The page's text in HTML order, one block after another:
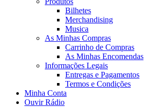
Bilhetes
Merchandising
Musica
As Minhas Compras
Carrinho de Compras
As Minhas Encomendas
Informações Legais
Entregas e Pagamentos
Termos e Condições
Minha Conta
Ouvir Rádio